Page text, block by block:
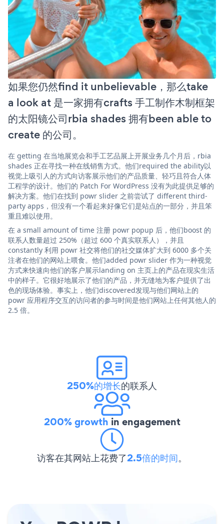
如果您仍然find it unbelievable，那么take
a look at 是一家拥有crafts 手工制作木制框架
的太阳镜公司rbia shades 拥有been able to
create 的公司。
在 getting 在当地展览会和手工艺品展上开展业务几个月后，rbia
shades 正在寻找一种在线销售方式。他们required the ability以
视觉上吸引人的方式向访客展示他们的产品质量、轻巧且符合人体
工程学的设计。他们的 Patch For WordPress 没有为此提供足够的
解决方案。他们在找到 powr slider 之前尝试了 different third-
party apps，但没有一个看起来好像它们是站点的一部分，并且笨
重且难以使用。
在 a small amount of time 注册 powr popup 后，他们boost 的
联系人数量超过 250%（超过 600 个真实联系人），并且
constantly 利用 powr 社交将他们的社交媒体扩大到 6000 多个关
注者在他们的网站上喂食。他们added powr slider 作为一种视觉
方式来快速向他们的客户展示landing on 主页上的产品在现实生活
中的样子。它很好地展示了他们的产品，并无缝地为客户提供了出
色的现场体验。事实上，他们discovered发现与他们网站上的
powr 应用程序交互的访问者的参与时间是他们网站上任何其他人的
2.5 倍。
250%的增长的联系人
200% growth in engagement
访客在其网站上花费了2.5倍的时间。